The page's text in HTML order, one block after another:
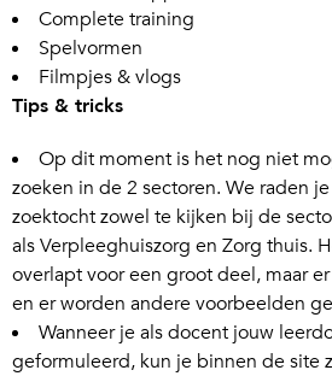
Complete training
Spelvormen
Filmpjes & vlogs
Tips & tricks
Op dit moment is het nog niet
zoeken in de 2 sectoren. We raden
zoektocht zowel te kijken bij de
als Verpleeghuiszorg en Zorg thuis.
overlapt voor een groot deel, maar
en er worden andere voorbeelden
Wanneer je als docent jouw
geformuleerd, kun je binnen de site